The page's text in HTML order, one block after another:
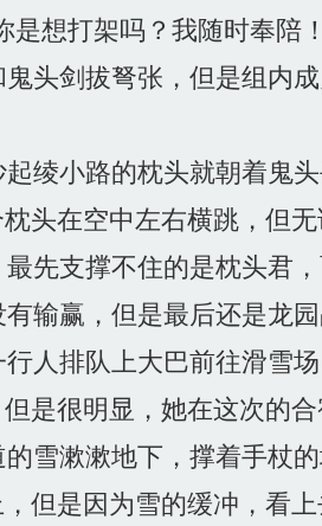
是想打架吗？我随时奉陪
头剑拔弩张，但是组内
绫小路的枕头就朝着鬼
头在空中左右横跳，但
先支撑不住的是枕头君，
输赢，但是最后还是龙
人排队上大巴前往滑雪
是很明显，她在这次的
雪漱漱地下，撑着手杖
但是因为雪的缓冲，看